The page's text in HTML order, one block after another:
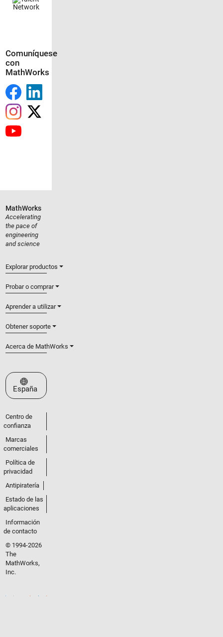
Comuníquese
con
MathWorks
MathWorks
Accelerating
the pace of
engineering
and science
Explorar productos
Probar o comprar
Aprender a utilizar
Obtener soporte
Acerca de MathWorks
Seleccione un país/idioma
España
Centro de
confianza
Marcas
comerciales
Política de
privacidad
Antipiratería
Estado de las
aplicaciones
Información
de contacto
© 1994-2026
The
MathWorks,
Inc.